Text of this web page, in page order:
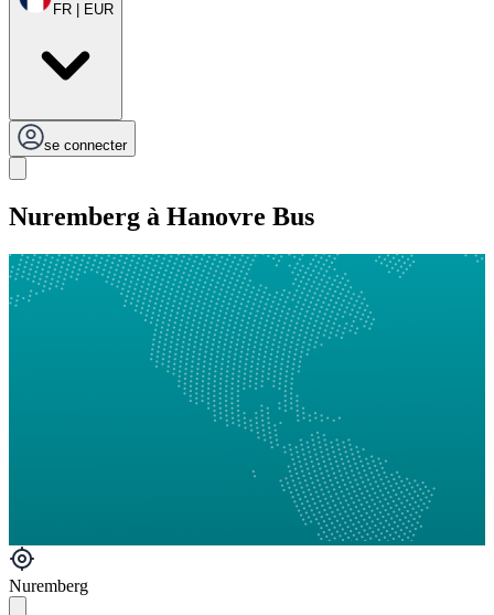
FR | EUR
se connecter
Nuremberg à Hanovre Bus
Nuremberg